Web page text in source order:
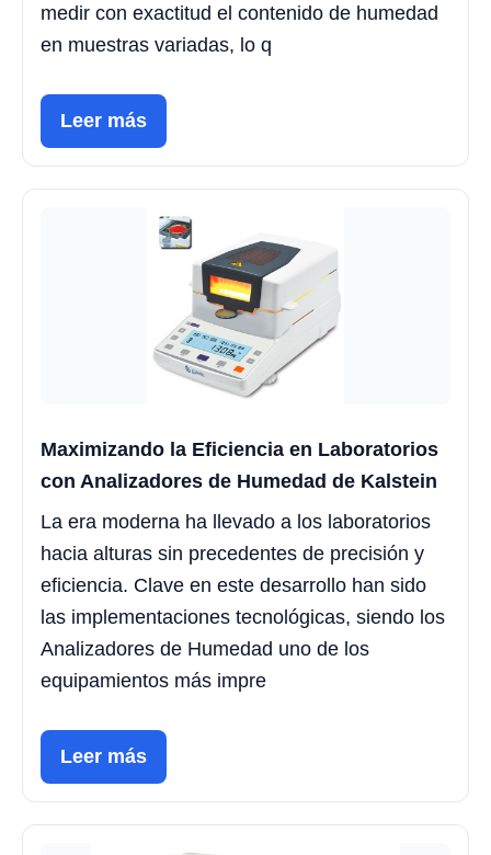
medir con exactitud el contenido de humedad
en muestras variadas, lo q
Leer más
Maximizando la Eficiencia en Laboratorios
con Analizadores de Humedad de Kalstein
La era moderna ha llevado a los laboratorios
hacia alturas sin precedentes de precisión y
eficiencia. Clave en este desarrollo han sido
las implementaciones tecnológicas, siendo los
Analizadores de Humedad uno de los
equipamientos más impre
Leer más